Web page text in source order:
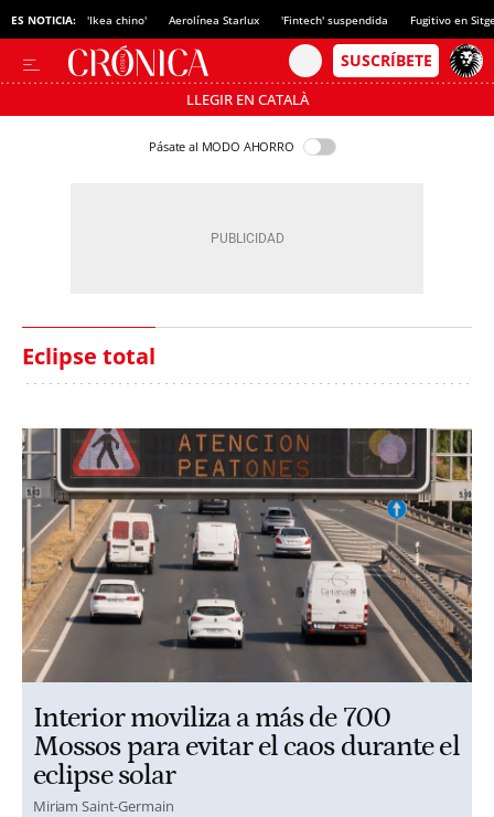
ES NOTICIA: 'Ikea chino' Aerolínea Starlux 'Fintech' suspendida Fugitivo en
LLEGIR EN CATALÀ
Pásate al MODO AHORRO
Eclipse total
Interior moviliza a más de 700
Mossos para evitar el caos durante el
eclipse solar
Miriam Saint-Germain